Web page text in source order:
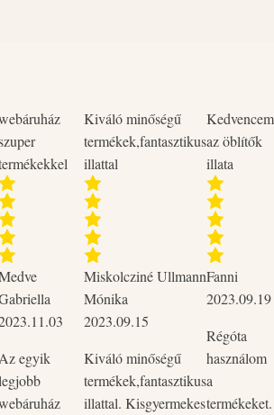
Az egyik
Kiváló minőségű
termékek,fantasztikus
illattal
Miskolcziné Ullmann
Mónika
2023.09.15
Kiváló minőségű
termékek,fantasztikus
illattal. Kisgyermekes
Kedvencem
az öblítők
illata
Fanni
2023.09.19
Régóta
használom
a
termékeket.